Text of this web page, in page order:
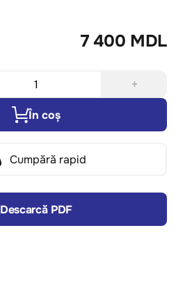
7 400 MDL
+
În coș
Cumpără rapid
Descarcă PDF